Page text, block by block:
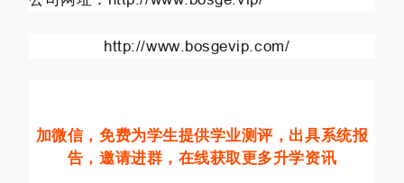
http://www.bosgevip.com/
加微信，免费为学生提供学业测评，出具系统报
告，邀请进群，在线获取更多升学资讯